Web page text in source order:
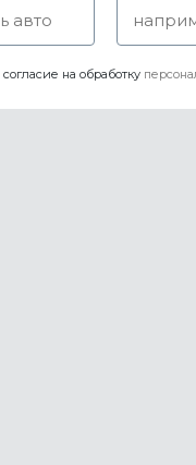
согласие на обработку